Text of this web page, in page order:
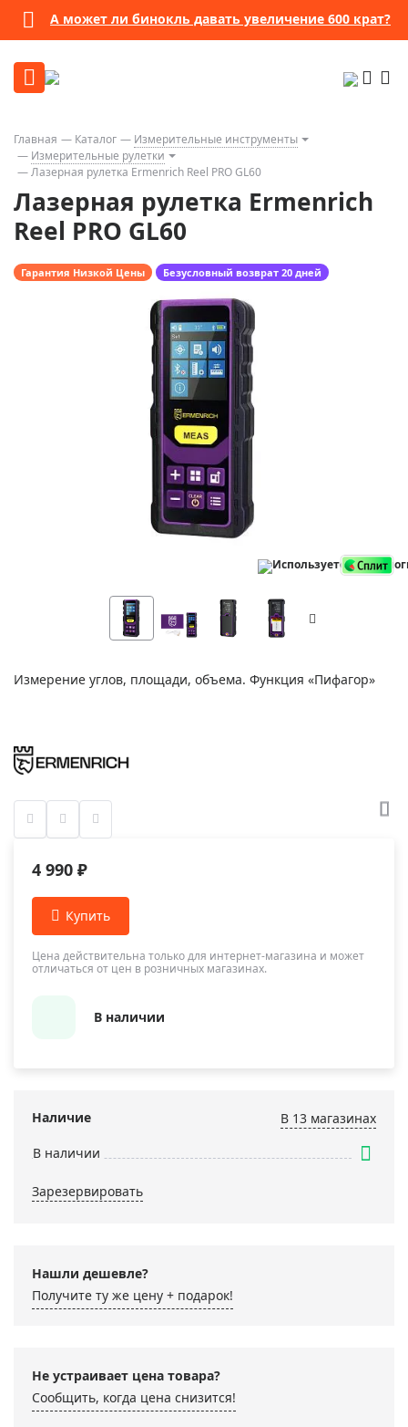
Бессрочная гарантияПосмотреть подробности
Главная Каталог
Измерительные инструменты
Измерительные рулетки
Лазерная рулетка Ermenrich Reel PRO GL60
Лазерная рулетка Ermenrich
Reel PRO GL60
Гарантия Низкой Цены Безусловный возврат 20 дней
Измерение углов, площади, объема. Функция «Пифагор»
4 990 ₽
Цена действительна только для интернет-магазина и может
отличаться от цен в розничных магазинах.
В наличии
Наличие
В 13 магазинах
В наличии
Зарезервировать
Нашли дешевле?
Получите ту же цену + подарок!
Не устраивает цена товара?
Сообщить, когда цена снизится!